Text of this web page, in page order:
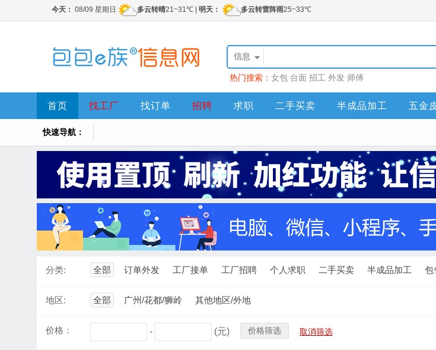
信息
热门搜索： 女包 台面 招工 外发 师傅
首页 找工厂 找订单 招聘 求职 二手买卖 半成品加工 五金
快速导航：
分类: 全部 订单外发 工厂接单 工厂招聘 个人求职 二手买卖 半成品加工 包
地区: 全部 广州/花都/狮岭 其他地区/外地
价格： - (元) 价格筛选 取消筛选